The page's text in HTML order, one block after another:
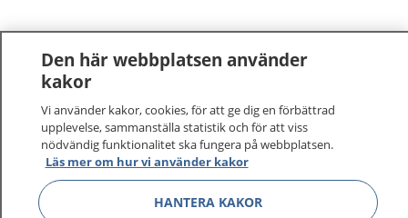
1177–tryggt om din hälsa och vård
På 1177.se får du råd om hälsa och information om
sjukdomar och vilka mottagningar du kan kontakta.
Logga in för att läsa din journal och göra dina
Den här webbplatsen använder
kakor
Vi använder kakor, cookies, för att ge dig en förbättrad
upplevelse, sammanställa statistik och för att viss
nödvändig funktionalitet ska fungera på webbplatsen.
Läs mer om hur vi använder kakor
HANTERA KAKOR